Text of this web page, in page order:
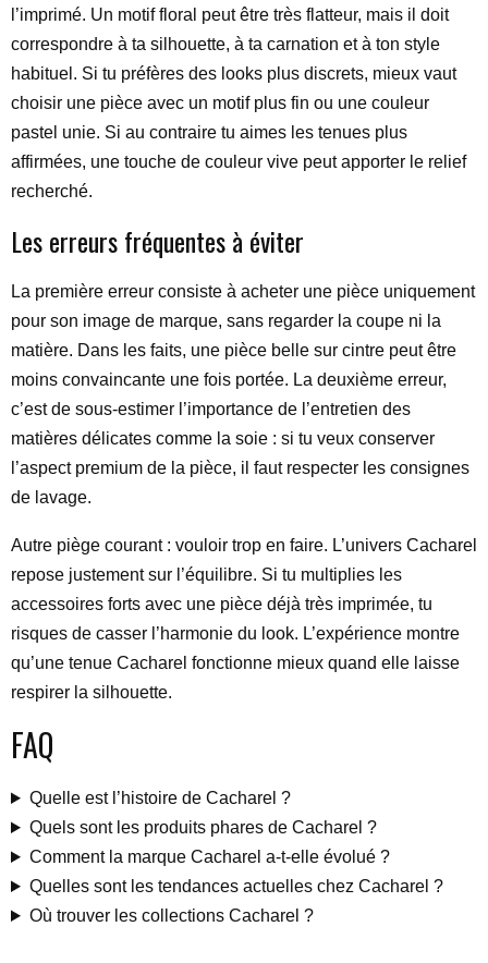
l’imprimé. Un motif floral peut être très flatteur, mais il doit
correspondre à ta silhouette, à ta carnation et à ton style
habituel. Si tu préfères des looks plus discrets, mieux vaut
choisir une pièce avec un motif plus fin ou une couleur
pastel unie. Si au contraire tu aimes les tenues plus
affirmées, une touche de couleur vive peut apporter le relief
recherché.
Les erreurs fréquentes à éviter
La première erreur consiste à acheter une pièce uniquement
pour son image de marque, sans regarder la coupe ni la
matière. Dans les faits, une pièce belle sur cintre peut être
moins convaincante une fois portée. La deuxième erreur,
c’est de sous-estimer l’importance de l’entretien des
matières délicates comme la soie : si tu veux conserver
l’aspect premium de la pièce, il faut respecter les consignes
de lavage.
Autre piège courant : vouloir trop en faire. L’univers Cacharel
repose justement sur l’équilibre. Si tu multiplies les
accessoires forts avec une pièce déjà très imprimée, tu
risques de casser l’harmonie du look. L’expérience montre
qu’une tenue Cacharel fonctionne mieux quand elle laisse
respirer la silhouette.
FAQ
Quelle est l’histoire de Cacharel ?
Quels sont les produits phares de Cacharel ?
Comment la marque Cacharel a-t-elle évolué ?
Quelles sont les tendances actuelles chez Cacharel ?
Où trouver les collections Cacharel ?